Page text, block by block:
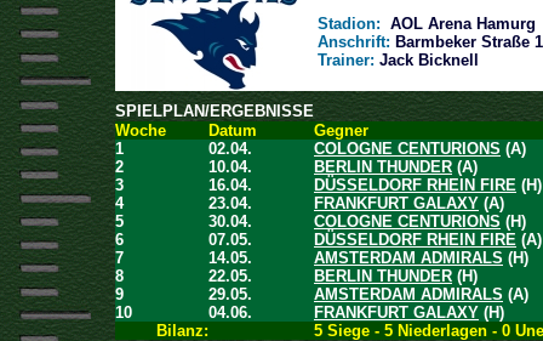
Stadion: AOL Arena Hamurg
Anschrift: Barmbeker Straße
Trainer: Jack Bicknell
SPIELPLAN/ERGEBNISSE
Woche
Datum
Gegner
1
02.04. COLOGNE CENTURIONS (A)
2
10.04. BERLIN THUNDER (A)
3
16.04. DÜSSELDORF RHEIN FIRE (H)
4
23.04. FRANKFURT GALAXY (A)
5
30.04. COLOGNE CENTURIONS (H)
6
07.05. DÜSSELDORF RHEIN FIRE (A)
7
14.05. AMSTERDAM ADMIRALS (H)
8
22.05. BERLIN THUNDER (H)
9
29.05. AMSTERDAM ADMIRALS (A)
10
04.06. FRANKFURT GALAXY (H)
Bilanz:
5 Siege - 5 Niederlagen - 0